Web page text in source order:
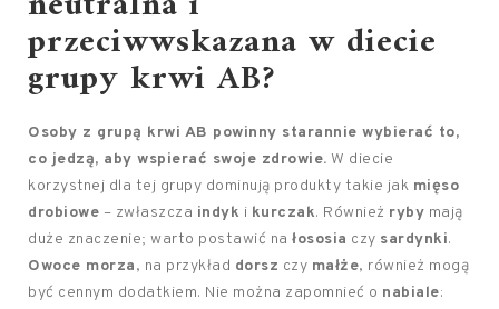
przeciwwskazana w diecie
grupy krwi AB?
Osoby z grupą krwi AB powinny starannie wybierać to,
co jedzą, aby wspierać swoje zdrowie. W diecie
korzystnej dla tej grupy dominują produkty takie jak mięso
drobiowe – zwłaszcza indyk i kurczak. Również ryby mają
duże znaczenie; warto postawić na łososia czy sardynki.
Owoce morza, na przykład dorsz czy małże, również mogą
być cennym dodatkiem. Nie można zapomnieć o nabiale: